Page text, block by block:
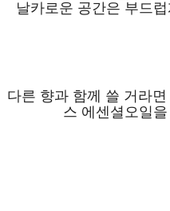
날카로운 공간은 부드
다른 향과 함께 쓸 거라
스 에센셜오일